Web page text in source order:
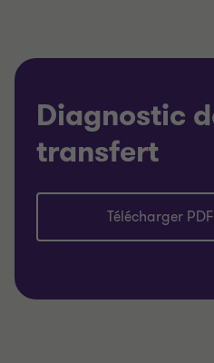
Diagnostic
transfert
Télécharger